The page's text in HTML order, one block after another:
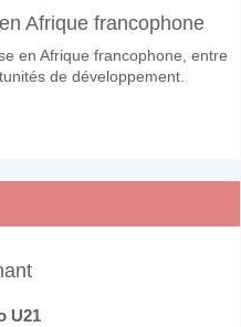
Afrique francophone
en Afrique francophone, entre
de développement.
U21